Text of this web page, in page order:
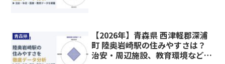
青森県
【2026年】青森県 西津軽郡深浦
町 陸奥岩崎駅の住みやすさは？
治安・周辺施設、教育環境など暮